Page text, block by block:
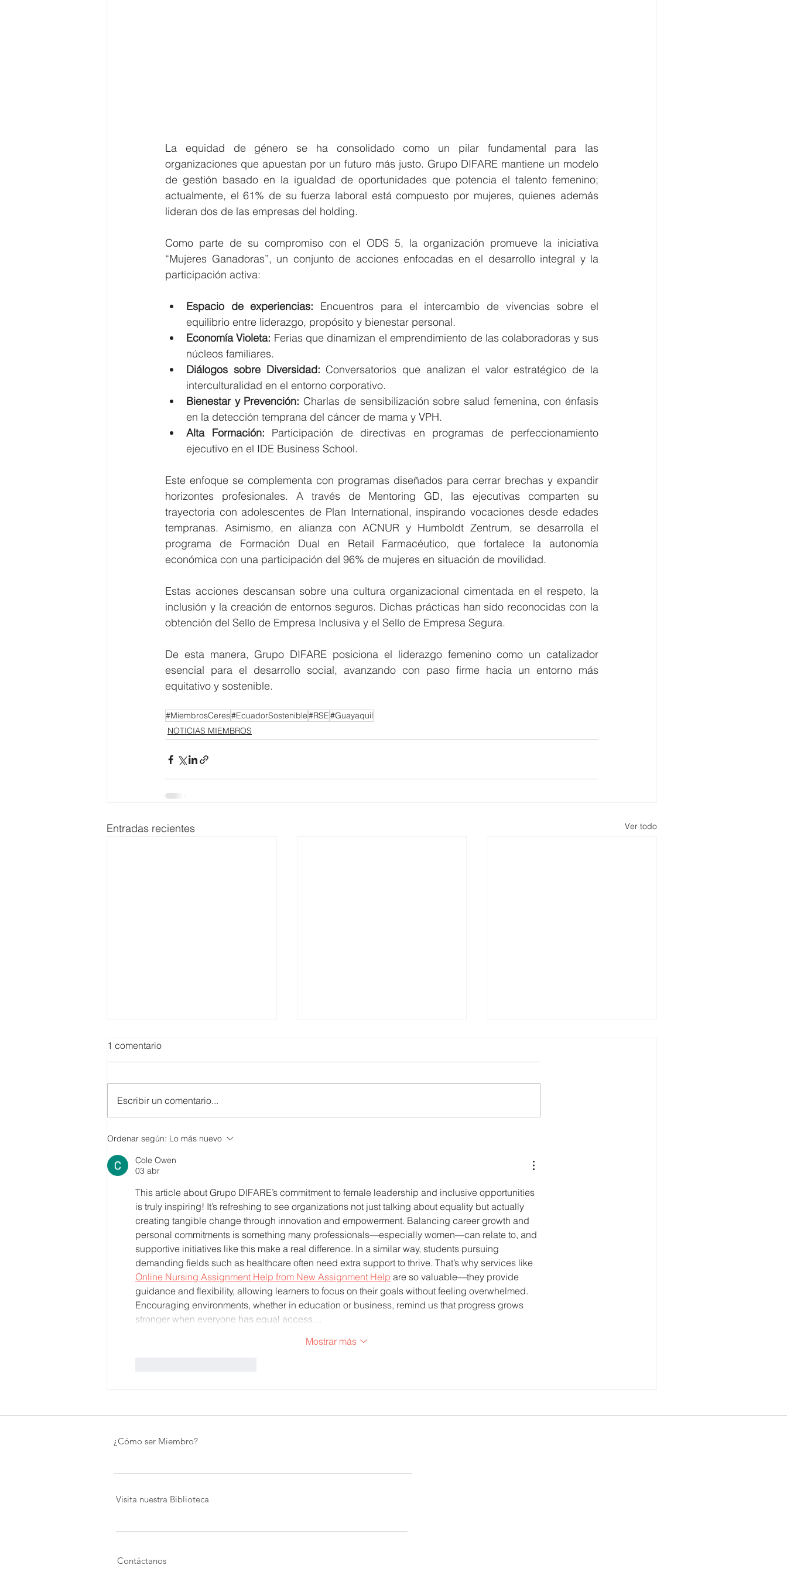
La equidad de género se ha consolidado como un pilar fundamental para las
organizaciones que apuestan por un futuro más justo. Grupo DIFARE mantiene un modelo
de gestión basado en la igualdad de oportunidades que potencia el talento femenino;
actualmente, el 61% de su fuerza laboral está compuesto por mujeres, quienes además
lideran dos de las empresas del holding.
Como parte de su compromiso con el ODS 5, la organización promueve la iniciativa
“Mujeres Ganadoras”, un conjunto de acciones enfocadas en el desarrollo integral y la
participación activa:
Espacio de experiencias: Encuentros para el intercambio de vivencias sobre el
equilibrio entre liderazgo, propósito y bienestar personal.
Economía Violeta: Ferias que dinamizan el emprendimiento de las colaboradoras y sus
núcleos familiares.
Diálogos sobre Diversidad: Conversatorios que analizan el valor estratégico de la
interculturalidad en el entorno corporativo.
Bienestar y Prevención: Charlas de sensibilización sobre salud femenina, con énfasis
en la detección temprana del cáncer de mama y VPH.
Alta Formación: Participación de directivas en programas de perfeccionamiento
ejecutivo en el IDE Business School.
Este enfoque se complementa con programas diseñados para cerrar brechas y expandir
horizontes profesionales. A través de Mentoring GD, las ejecutivas comparten su
trayectoria con adolescentes de Plan International, inspirando vocaciones desde edades
tempranas. Asimismo, en alianza con ACNUR y Humboldt Zentrum, se desarrolla el
programa de Formación Dual en Retail Farmacéutico, que fortalece la autonomía
económica con una participación del 96% de mujeres en situación de movilidad.
Estas acciones descansan sobre una cultura organizacional cimentada en el respeto, la
inclusión y la creación de entornos seguros. Dichas prácticas han sido reconocidas con la
obtención del Sello de Empresa Inclusiva y el Sello de Empresa Segura.
De esta manera, Grupo DIFARE posiciona el liderazgo femenino como un catalizador
esencial para el desarrollo social, avanzando con paso firme hacia un entorno más
equitativo y sostenible.
#MiembrosCeres#EcuadorSostenible#RSE#Guayaquil
NOTICIAS MIEMBROS
Entradas recientes Ver todo
SMARTCO se suma a la
Biblioteca de FUNDACIÓN
FIDAL, un proyecto que
preserva el patrimonio y
democratiza el conocimiento
acciones sostenibles en
1 comentario
Escribir un comentario...
Ordenar según: Lo más nuevo
Cole Owen
03 abr
This article about Grupo DIFARE’s commitment to female leadership and inclusive opportunities
is truly inspiring! It’s refreshing to see organizations not just talking about equality but actually
creating tangible change through innovation and empowerment. Balancing career growth and
personal commitments is something many professionals—especially women—can relate to, and
supportive initiatives like this make a real difference. In a similar way, students pursuing
demanding fields such as healthcare often need extra support to thrive. That’s why services like
Online Nursing Assignment Help from New Assignment Help are so valuable—they provide
guidance and flexibility, allowing learners to focus on their goals without feeling overwhelmed.
Encouraging environments, whether in education or business, remind us that progress grows
stronger when everyone has equal access…
Mostrar más
¿Cómo ser Miembro?
Visita nuestra Biblioteca
Contáctanos